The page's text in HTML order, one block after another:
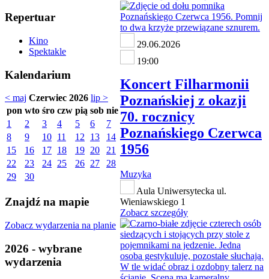
Repertuar
Kino
Spektakle
Kalendarium
< maj Czerwiec 2026 lip >
pon wto śro czw pią sob nie
1
2 3 4 5 6
7
8
9 10 11 12 13
14
15
16 17 18 19 20
21
22
23 24 25 26 27
28
29
30
Znajdź na mapie
Zobacz wydarzenia na planie
2026 - wybrane
wydarzenia
29.06.2026
19:00
Koncert Filharmonii
Poznańskiej z okazji
70. rocznicy
Poznańskiego Czerwca
1956
Muzyka
Aula Uniwersytecka ul.
Wieniawskiego 1
Zobacz szczegóły